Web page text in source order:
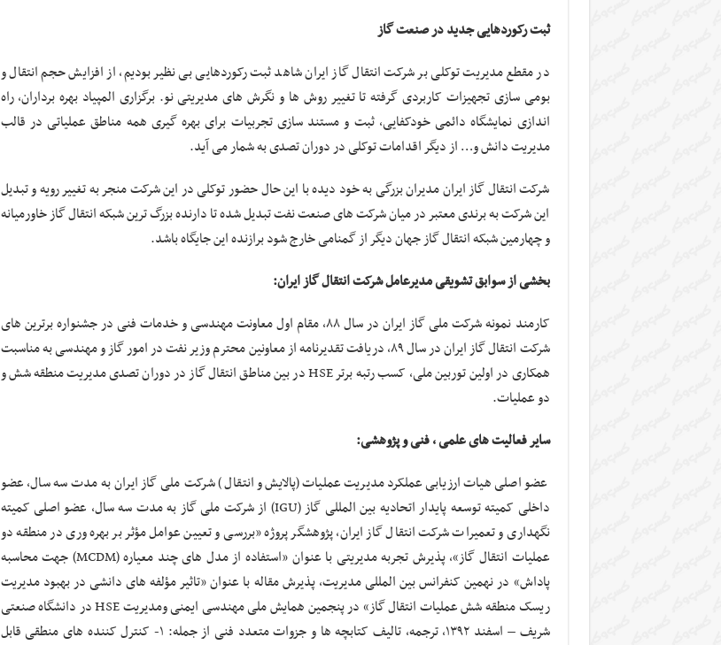
ثبت رکوردهایی جدید در صنعت گاز
در مقطع مدیریت توکلی بر شرکت انتقال گاز ایران شاهد ثبت رکوردهایی بی نظیر بودیم، از افزایش حجم انتقال و
بومی سازی تجهیزات کاربردی گرفته تا تغییر روش ها و نگرش های مدیریتی نو. برگزاری المپیاد بهره برداران، راه
اندازی نمایشگاه دائمی خودکفایی، ثبت و مستند سازی تجربیات برای بهره گیری همه مناطق عملیاتی در قالب
مدیریت دانش و… از دیگر اقدامات توکلی در دوران تصدی به شمار می آید.
شرکت انتقال گاز ایران مدیران بزرگی به خود دیده با این حال حضور توکلی در این شرکت منجر به تغییر رویه و تبدیل
این شرکت به برندی معتبر در میان شرکت های صنعت نفت تبدیل شده تا دارنده بزرگ ترین شبکه انتقال گاز خاورمیانه
و چهارمین شبکه انتقال گاز جهان دیگر از گمنامی خارج شود برازنده این جایگاه باشد.
بخشی از سوابق تشویقی مدیرعامل شرکت انتقال گاز ایران:
کارمند نمونه شرکت ملی گاز ایران در سال ۸۸، مقام اول معاونت مهندسی و خدمات فنی در جشنواره برترین های
شرکت انتقال گاز ایران در سال ۸۹، دریافت تقدیرنامه از معاونین محترم وزیر نفت در امور گاز و مهندسی به مناسبت
همکاری در اولین توربین ملی، کسب رتبه برتر HSE در بین مناطق انتقال گاز در دوران تصدی مدیریت منطقه شش و
دو عملیات.
سایر فعالیت های علمی ، فنی و پژوهشی:
عضو اصلی هیات ارزیابی عملکرد مدیریت عملیات (پالایش و انتقال ) شرکت ملی گاز ایران به مدت سه سال، عضو
داخلی کمیته توسعه پایدار اتحادیه بین المللی گاز (IGU) از شرکت ملی گاز به مدت سه سال، عضو اصلی کمیته
نگهداری و تعمیرات شرکت انتقال گاز ایران، پژوهشگر پروژه «بررسی و تعیین عوامل مؤثر بر بهره وری در منطقه دو
عملیات انتقال گاز»، پذیرش تجربه مدیریتی با عنوان «استفاده از مدل های چند معیاره (MCDM) جهت محاسبه
پاداش» در نهمین کنفرانس بین المللی مدیریت، پذیرش مقاله با عنوان «تاثیر مؤلفه های دانشی در بهبود مدیریت
ریسک منطقه شش عملیات انتقال گاز» در پنجمین همایش ملی مهندسی ایمنی ومدیریت HSE در دانشگاه صنعتی
شریف – اسفند ۱۳۹۲، ترجمه، تالیف کتابچه ها و جزوات متعدد فنی از جمله: ۱- کنترل کننده های منطقی قابل